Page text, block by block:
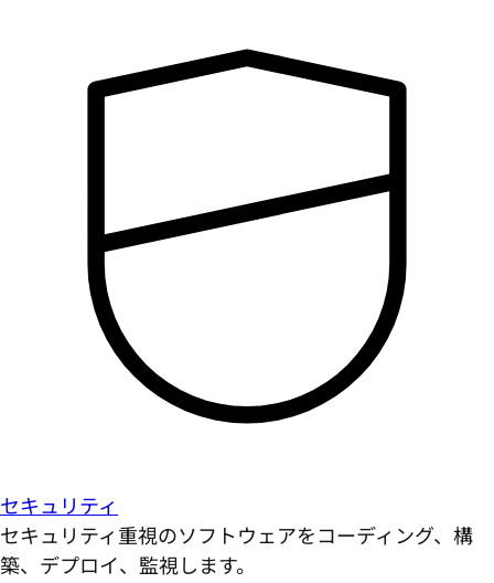
セキュリティ
セキュリティ重視のソフトウェアをコーディング、構
築、デプロイ、監視します。